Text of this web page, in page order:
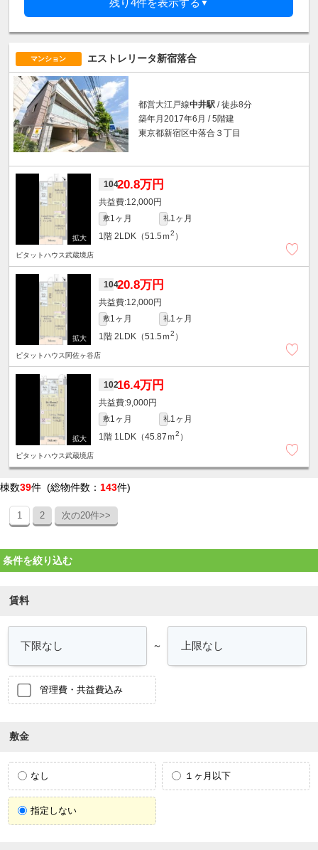
▼
マンション エストレリータ新宿落合
都営大江戸線中井駅 / 徒歩8分
築年月2017年6月 / 5階建
東京都新宿区中落合３丁目
10420.8万円
12,000円
敷1ヶ月 礼1ヶ月
1階 2LDK（51.5ｍ2 ）
ピタットハウス武蔵境店
10420.8万円
12,000円
敷1ヶ月 礼1ヶ月
1階 2LDK（51.5ｍ2 ）
ピタットハウス阿佐ヶ谷店
10216.4万円
9,000円
敷1ヶ月 礼1ヶ月
1階 1LDK（45.87ｍ2 ）
ピタットハウス武蔵境店
棟数39件 (総物件数： 143件)
1 2 次の20件>>
条件を絞り込む
賃料
～
管理費・共益費込み
敷金
なし １ヶ月以下
指定しない